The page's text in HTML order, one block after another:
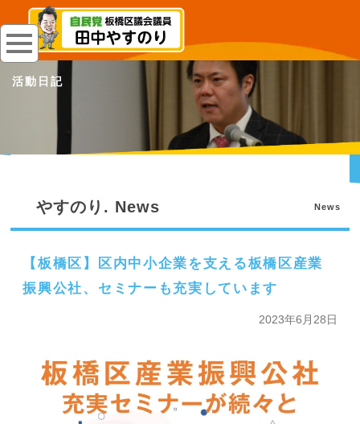
活動日記
やすのり. News News
【板橋区】区内中小企業を支える板橋区産業
振興公社、セミナーも充実しています
2023年6月28日